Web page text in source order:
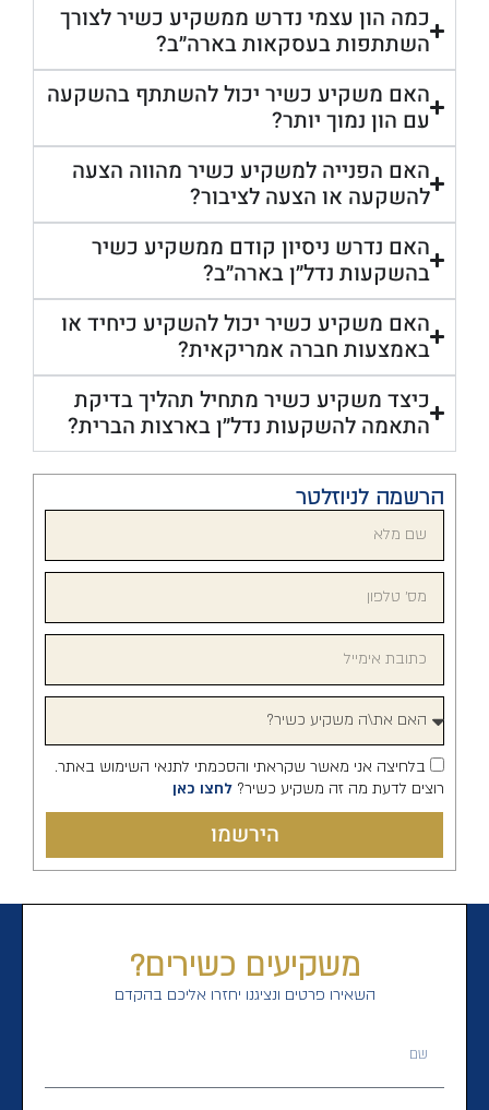
כמה הון עצמי נדרש ממשקיע כשיר לצורך
השתתפות בעסקאות בארה״ב?
האם משקיע כשיר יכול להשתתף בהשקעה
עם הון נמוך יותר?
האם הפנייה למשקיע כשיר מהווה הצעה
להשקעה או הצעה לציבור?
האם נדרש ניסיון קודם ממשקיע כשיר
בהשקעות נדל״ן בארה״ב?
האם משקיע כשיר יכול להשקיע כיחיד או
באמצעות חברה אמריקאית?
כיצד משקיע כשיר מתחיל תהליך בדיקת
התאמה להשקעות נדל״ן בארצות הברית?
הרשמה לניוזלטר
בלחיצה אני מאשר שקראתי והסכמתי לתנאי השימוש באתר.
רוצים לדעת מה זה משקיע כשיר? לחצו כאן
הירשמו
משקיעים כשירים?
השאירו פרטים ונציגנו יחזרו אליכם בהקדם